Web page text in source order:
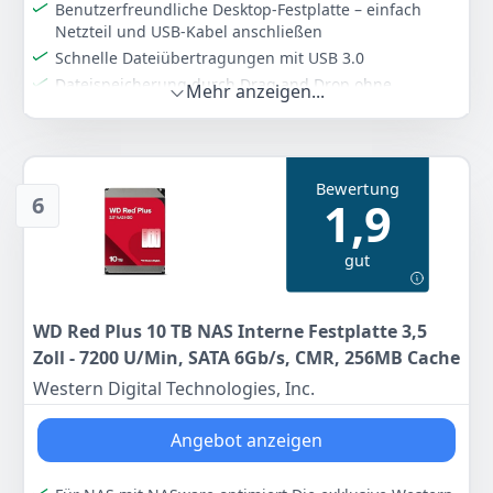
Anzeigen
Benutzerfreundliche Desktop-Festplatte – einfach
Netzteil und USB-Kabel anschließen
Schnelle Dateiübertragungen mit USB 3.0
Dateispeicherung durch Drag and Drop ohne
Computern für einfache Einrichtung (Für die
Neuformatierung erforderlich)
Sicherheit mit der im Lieferumfang enthaltenen
beschränkten Garantie und den Rescue Data Recovery
Services zur Datenwiederherstellung
Schwarz Seagate 1,18 kg
335
Anzeigen
Mehr anzeigen...
6
Bewertung
1,9
gut
WD Red Plus 10 TB NAS Interne Festplatte 3,5
Zoll - 7200 U/Min, SATA 6Gb/s, CMR, 256MB Cache
Western Digital Technologies, Inc.
Angebot anzeigen